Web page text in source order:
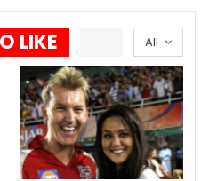
ବାଳିକା…
ନଥିବେ ତେବେ ୨୪ରୁ ୨୬
ଫାଇନ ଦେବେ । ଏହି ତାରିଖ
All
LIKE